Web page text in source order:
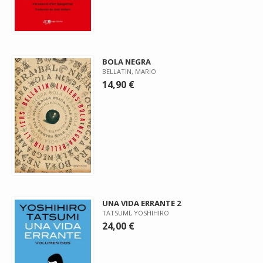
BOLA NEGRA
BELLATIN, MARIO
14,90 €
UNA VIDA ERRANTE 2
TATSUMI, YOSHIHIRO
24,00 €